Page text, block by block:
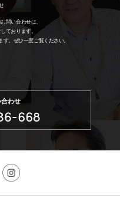
問い合わせは、
ております。
。 ぜひ一度ご覧ください。
合わせ